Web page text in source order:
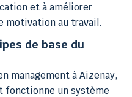
et à améliorer
motivation au travail.
de base du
management à Aizenay,
fonctionne un système